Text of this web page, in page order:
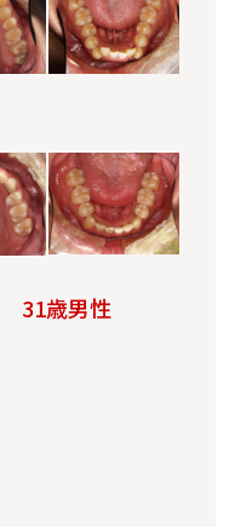
31歳男性